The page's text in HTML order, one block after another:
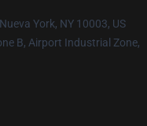
York, NY 10003, US
B, Airport Industrial Zone,